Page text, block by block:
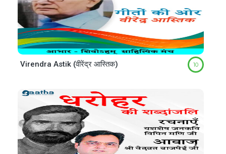
Virendra Astik (वीरेंद्र आस्तिक) 10